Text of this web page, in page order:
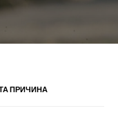
ПРИЧИНА